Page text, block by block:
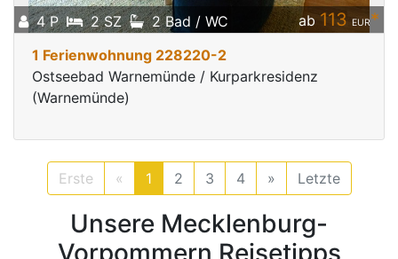
4 P 2 SZ 2 Bad / WC ab 113 EUR*
1 Ferienwohnung 228220-2
Ostseebad Warnemünde / Kurparkresidenz
(Warnemünde)
Erste « 1 2 3 4 » Letzte
Unsere Mecklenburg-
Vorpommern Reisetipps